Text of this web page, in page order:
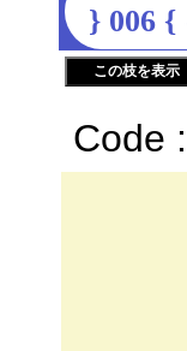
} 006
この枝を表示
Code